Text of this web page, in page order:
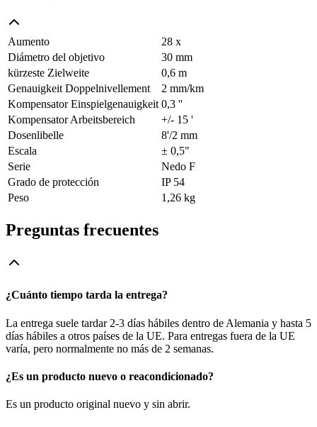
Aumento
28 x
Diámetro del objetivo
30 mm
kürzeste Zielweite
0,6 m
Genauigkeit Doppelnivellement
2 mm/km
Kompensator Einspielgenauigkeit 0,3 ''
Kompensator Arbeitsbereich
+/- 15 '
Dosenlibelle
8'/2 mm
Escala
± 0,5"
Serie
Nedo F
Grado de protección
IP 54
Peso
1,26 kg
Preguntas frecuentes
¿Cuánto tiempo tarda la entrega?
La entrega suele tardar 2-3 días hábiles dentro de Alemania y hasta 5
días hábiles a otros países de la UE. Para entregas fuera de la UE
varía, pero normalmente no más de 2 semanas.
¿Es un producto nuevo o reacondicionado?
Es un producto original nuevo y sin abrir.